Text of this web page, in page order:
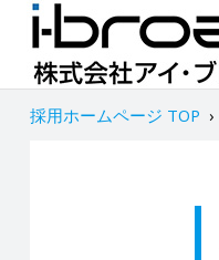
採用ホームページ TOP ›